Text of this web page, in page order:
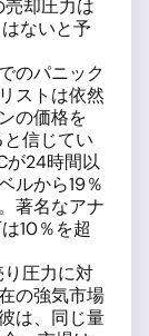
却圧力は
ないと予
のパニック
ストは依然
の価格を
信じてい
が24時間以
ルから19％
著名なアナ
10％を超
圧力に対
の強気市場
は、同じ量